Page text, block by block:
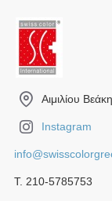
Αιμιλίου
Instagram
Τ. 210-5785753